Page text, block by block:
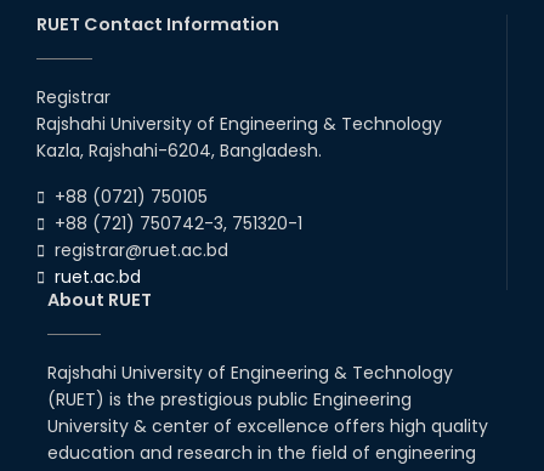
PROBLE...
10th Apr, 24
Regional Workshop Arranged by
BAETE
25th Apr, 24
Education for the Industry:
Engineer’s Perspective in
Achieving Vision 204...
20th Apr, 24
Five-day Long Workshop on
RUET Contact Information
Registrar
Rajshahi University of Engineering & Technology
Kazla, Rajshahi-6204, Bangladesh.
+88 (0721) 750105
+88 (721) 750742-3, 751320-1
registrar@ruet.ac.bd
ruet.ac.bd
About RUET
Rajshahi University of Engineering & Technology
(RUET) is the prestigious public Engineering
University & center of excellence offers high quality
education and research in the field of engineering